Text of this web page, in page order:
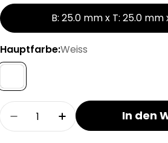
B: 25.0 mm x T: 25.0 mm
Hauptfarbe:Weiss
Menge
Menge für Fix-O-Moll
Menge für Fix-O-
In den